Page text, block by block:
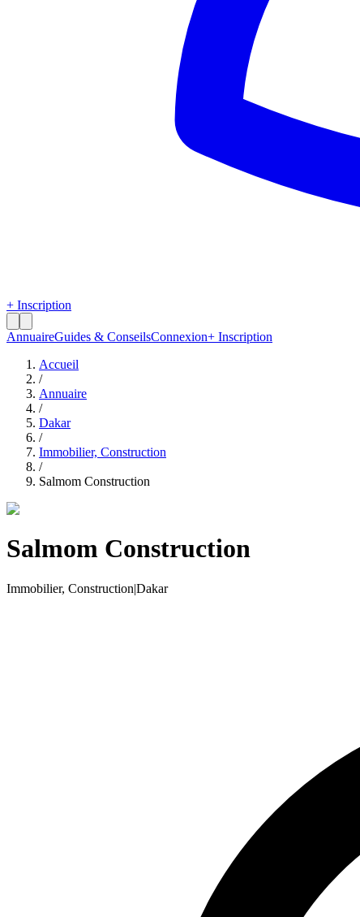
+ Inscription
AnnuaireGuides & ConseilsConnexion+ Inscription
Accueil
/
Annuaire
/
Dakar
/
Immobilier, Construction
/
Salmom Construction
Salmom Construction
Immobilier, Construction|Dakar